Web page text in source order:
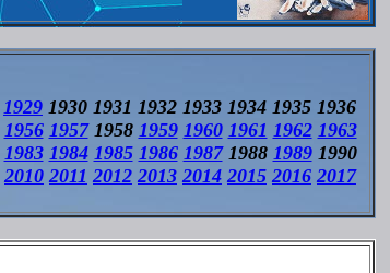
1929 1930 1931 1932 1933 1934 1935 1936
1956 19571958 1959 1960 1961 1962 1963
1983 1984 1985 1986 19871988 19891990
2010 2011 2012 2013 2014 2015 2016 2017